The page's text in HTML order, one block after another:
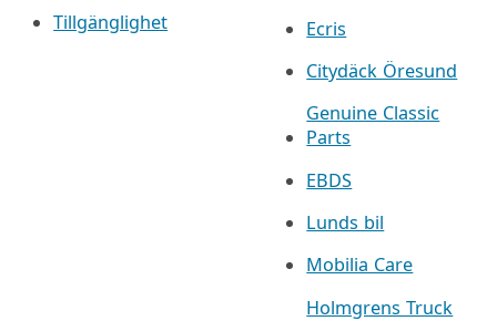
Tillgänglighet
Ecris
Citydäck Öresund
Genuine Classic
Parts
EBDS
Lunds bil
Mobilia Care
Holmgrens Truck